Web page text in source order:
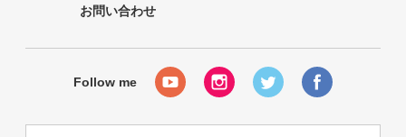
お問い合わせ